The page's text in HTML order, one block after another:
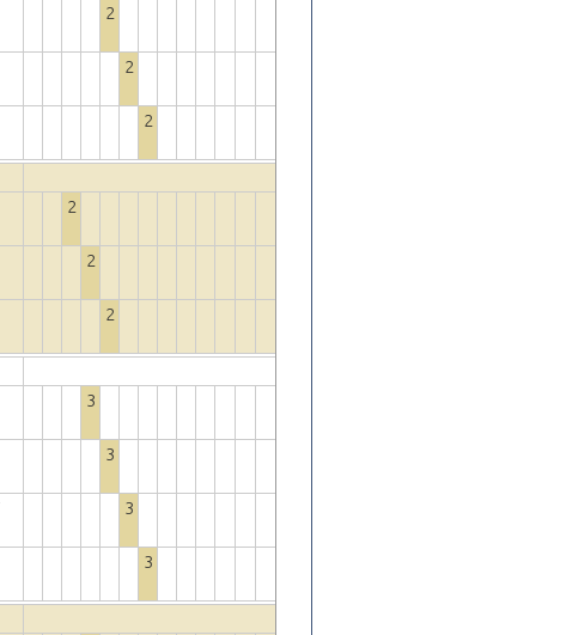
2
2
2
2
2
2
3
3
3
3